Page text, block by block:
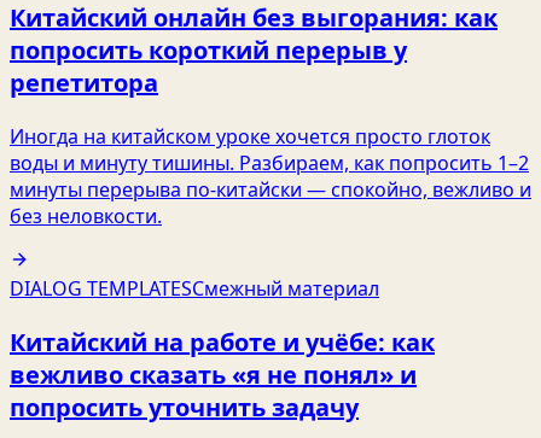
Китайский онлайн без выгорания: как
попросить короткий перерыв у
репетитора
Иногда на китайском уроке хочется просто глоток
воды и минуту тишины. Разбираем, как попросить 1–2
минуты перерыва по‑китайски — спокойно, вежливо и
без неловкости.
DIALOG TEMPLATESСмежный материал
Китайский на работе и учёбе: как
вежливо сказать «я не понял» и
попросить уточнить задачу